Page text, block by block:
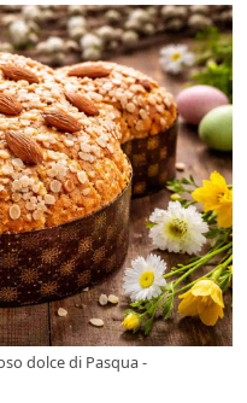
dolce di Pasqua -